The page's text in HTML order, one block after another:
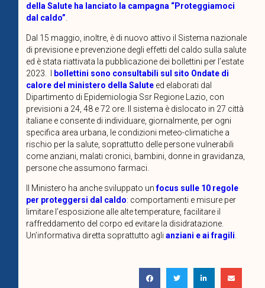
della Salute ha lanciato la campagna “Proteggiamoci
dal caldo”
Dal 15 maggio, inoltre, è di nuovo attivo il Sistema nazionale
di previsione e prevenzione degli effetti del caldo sulla salute
ed è stata riattivata la pubblicazione dei bollettini per l’estate
2023.
bollettini sono consultabili sul sito Ondate di
calore del ministero della Saluteed elaborati dal
Dipartimento di Epidemiologia Ssr Regione Lazio, con
previsioni a 24, 48 e 72 ore. Il sistema è dislocato in 27 città
italiane e consente di individuare, giornalmente, per ogni
specifica area urbana, le condizioni meteo-climatiche a
rischio per la salute, soprattutto delle persone vulnerabili
come anziani, malati cronici, bambini, donne in gravidanza,
persone che assumono farmaci.
Il Ministero ha anche sviluppato unfocus sulle 10 regole
per proteggersi dal caldo: comportamenti e misure per
limitare l’esposizione alle alte temperature, facilitare il
raffreddamento del corpo ed evitare la disidratazione.
Un’informativa diretta soprattutto agli anziani e ai fragili